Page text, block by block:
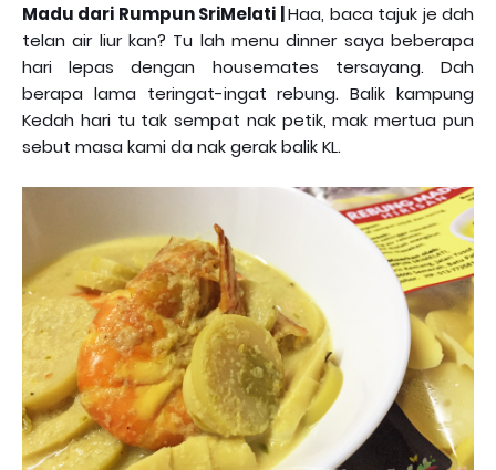
Madu dari Rumpun SriMelati |Haa, baca tajuk je dah
telan air liur kan? Tu lah menu dinner saya beberapa
hari lepas dengan housemates tersayang. Dah
berapa lama teringat-ingat rebung. Balik kampung
Kedah hari tu tak sempat nak petik, mak mertua pun
sebut masa kami da nak gerak balik KL.